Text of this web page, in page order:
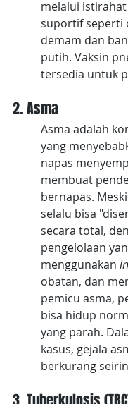
melalui
suportif seperti
demam dan
putih. Vaksin
tersedia untuk
2. Asma
Asma adalah
yang
napas
membuat
bernapas.
selalu bisa
secara total,
pengelolaan
menggunakan
obatan, dan
pemicu asma,
bisa hidup
yang parah.
kasus, gejala
berkurang